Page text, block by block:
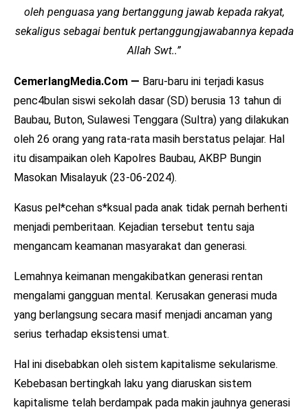
oleh penguasa yang bertanggung jawab kepada rakyat,
sekaligus sebagai bentuk pertanggungjawabannya kepada
Allah Swt..”
CemerlangMedia.Com — Baru-baru ini terjadi kasus
penc4bulan siswi sekolah dasar (SD) berusia 13 tahun di
Baubau, Buton, Sulawesi Tenggara (Sultra) yang dilakukan
oleh 26 orang yang rata-rata masih berstatus pelajar. Hal
itu disampaikan oleh Kapolres Baubau, AKBP Bungin
Masokan Misalayuk (23-06-2024).
Kasus pel*cehan s*ksual pada anak tidak pernah berhenti
menjadi pemberitaan. Kejadian tersebut tentu saja
mengancam keamanan masyarakat dan generasi.
Lemahnya keimanan mengakibatkan generasi rentan
mengalami gangguan mental. Kerusakan generasi muda
yang berlangsung secara masif menjadi ancaman yang
serius terhadap eksistensi umat.
Hal ini disebabkan oleh sistem kapitalisme sekularisme.
Kebebasan bertingkah laku yang diaruskan sistem
kapitalisme telah berdampak pada makin jauhnya generasi